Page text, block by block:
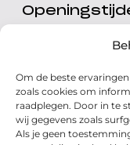
Om de beste
zoals cookies om
raadplegen. Door in te
wij gegevens zoals
Als je geen
Maandag t/m
Zondag
Volg ons